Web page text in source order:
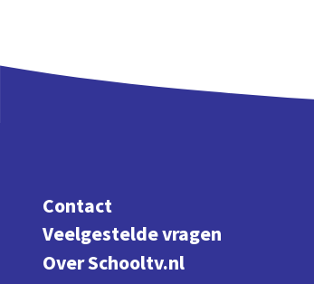
Contact
Veelgestelde vragen
Over Schooltv.nl